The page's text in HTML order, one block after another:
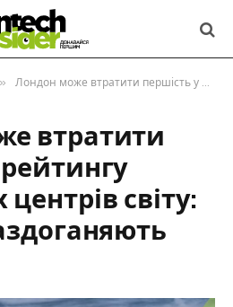
» Лондон може втратити першість у рейтингу фінансових центрів світу: які міста наздоганяють
втратити
світу: